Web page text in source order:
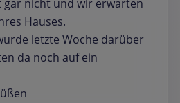
gar nicht und wir erwarten
Hauses.
letzte Woche darüber
da noch auf ein